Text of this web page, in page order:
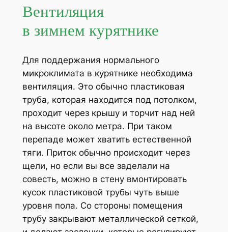
Вентиляция
в зимнем курятнике
Для поддержания нормального
микроклимата в курятнике необходима
вентиляция. Это обычно пластиковая
труба, которая находится под потолком,
проходит через крышу и торчит над ней
на высоте около метра. При таком
перепаде может хватить естественной
тяги. Приток обычно происходит через
щели, но если вы все заделали на
совесть, можно в стену вмонтировать
кусок пластиковой трубы чуть выше
уровня пола. Со стороны помещения
трубу закрывают металлической сеткой,